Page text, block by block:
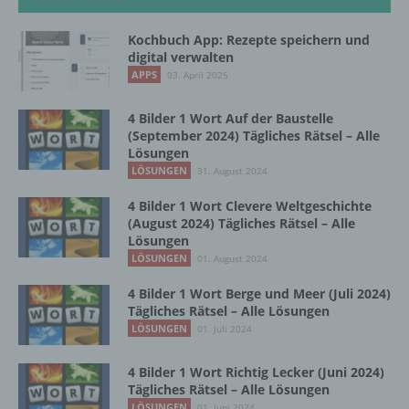
Kochbuch App: Rezepte speichern und
digital verwalten
APPS 03. April 2025
4 Bilder 1 Wort Auf der Baustelle
(September 2024) Tägliches Rätsel – Alle
Lösungen
LÖSUNGEN 31. August 2024
4 Bilder 1 Wort Clevere Weltgeschichte
(August 2024) Tägliches Rätsel – Alle
Lösungen
LÖSUNGEN 01. August 2024
4 Bilder 1 Wort Berge und Meer (Juli 2024)
Tägliches Rätsel – Alle Lösungen
LÖSUNGEN 01. Juli 2024
4 Bilder 1 Wort Richtig Lecker (Juni 2024)
Tägliches Rätsel – Alle Lösungen
automatisierter Verfahren ausgeführte
Zusammenhang mit personenbezogenen
Daten wie das Erheben, das Erfassen, die
Organisation, das Ordnen, die Speicherung,
Auslesen, das Abfragen, die Verwendung,
die Offenlegung durch Übermittlung,
Verbreitung oder eine andere Form der
Bereitstellung, den Abgleich oder die
Löschen oder die Vernichtung.
d) Einschränkung der Verarbeitung
Einschränkung der Verarbeitung ist die
Markierung gespeicherter
personenbezogener Daten mit dem Ziel, ihre
künftige Verarbeitung einzuschränken.